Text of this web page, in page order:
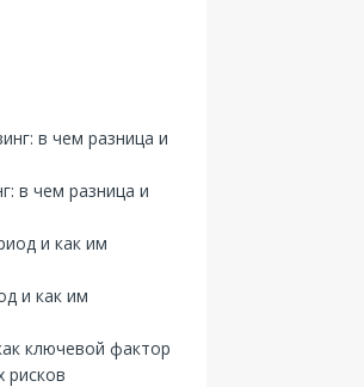
в чем разница и
и как им